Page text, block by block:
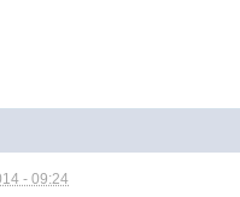
- 09:24